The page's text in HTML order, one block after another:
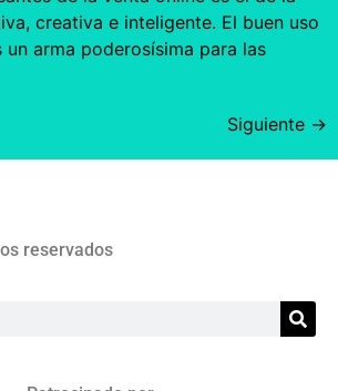
creativa e inteligente. El buen uso
arma poderosísima para las
Siguiente →
reservados